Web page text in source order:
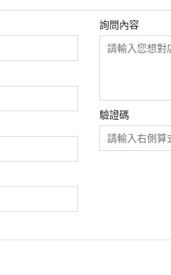
詢問內容
驗證碼